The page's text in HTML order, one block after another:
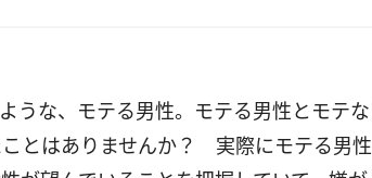
うな、モテる男性。モテる男性とモテ
とはありませんか？ 実際にモテる男